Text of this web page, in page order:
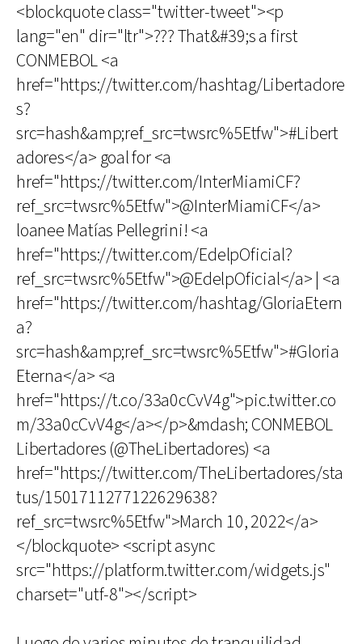
<blockquote class="twitter-tweet"><p
lang="en" dir="ltr">??? That&#39;s a first
CONMEBOL <a
href="https://twitter.com/hashtag/Libertadore
s?
src=hash&amp;ref_src=twsrc%5Etfw">#Libert
adores</a> goal for <a
href="https://twitter.com/InterMiamiCF?
ref_src=twsrc%5Etfw">@InterMiamiCF</a>
loanee Matías Pellegrini! <a
href="https://twitter.com/EdelpOficial?
ref_src=twsrc%5Etfw">@EdelpOficial</a> | <a
href="https://twitter.com/hashtag/GloriaEtern
a?
src=hash&amp;ref_src=twsrc%5Etfw">#Gloria
Eterna</a> <a
href="https://t.co/33a0cCvV4g">pic.twitter.co
m/33a0cCvV4g</a></p>&mdash; CONMEBOL
Libertadores (@TheLibertadores) <a
href="https://twitter.com/TheLibertadores/sta
tus/1501711277122629638?
ref_src=twsrc%5Etfw">March 10, 2022</a>
</blockquote> <script async
src="https://platform.twitter.com/widgets.js"
charset="utf-8"></script>